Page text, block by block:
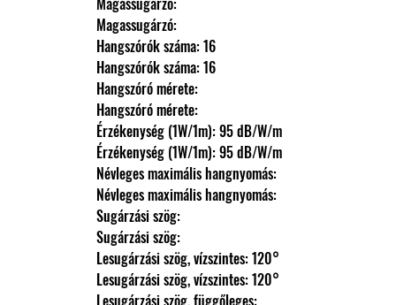
                Magassugárzó:
                Hangszórók száma: 16
                Hangszórók száma: 16
                Hangszóró mérete:
                Hangszóró mérete:
                Érzékenység (1W/1m): 95 dB/W/m
                Érzékenység (1W/1m): 95 dB/W/m
                Névleges maximális hangnyomás:
                Névleges maximális hangnyomás:
                Sugárzási szög:
                Sugárzási szög:
                Lesugárzási szög, vízszintes: 120°
                Lesugárzási szög, vízszintes: 120°
                Lesugárzási szög, függőleges: